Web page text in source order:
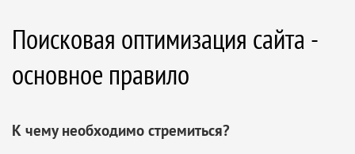
Поисковая оптимизация сайта -
основное правило
К чему необходимо стремиться?